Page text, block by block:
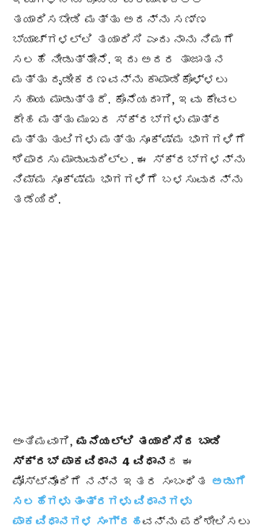
ತಯಾರಿಸಬೇಡಿ ಮತ್ತು ಅದನ್ನು ಸಣ್ಣ
ಬ್ಯಾಚ್‌ಗಳಲ್ಲಿ ತಯಾರಿಸಿ ಎಂದು ನಾನು ನಿಮಗೆ
ಸಲಹೆ ನೀಡುತ್ತೇನೆ. ಇದು ಅದರ ತಾಜಾತನ
ಮತ್ತು ದೃಡೀಕರಣವನ್ನು ಕಾಪಾಡಿಕೊಳ್ಳಲು
ಸಹಾಯ ಮಾಡುತ್ತದೆ. ಕೊನೆಯದಾಗಿ, ಇವು ಕೇವಲ
ದೇಹ ಮತ್ತು ಮುಖದ ಸ್ಕ್ರಬ್‌ಗಳು ಮಾತ್ರ
ಮತ್ತು ತುಟಿಗಳು ಮತ್ತು ಸೂಕ್ಷ್ಮ ಭಾಗಗಳಿಗೆ
ಶಿಫಾರಸು ಮಾಡುವುದಿಲ್ಲ. ಈ ಸ್ಕ್ರಬ್‌ಗಳನ್ನು
ನಿಮ್ಮ ಸೂಕ್ಷ್ಮ ಭಾಗಗಳಿಗೆ ಬಳಸುವುದನ್ನು
ತಡೆಯಿರಿ.
ಅಂತಿಮವಾಗಿ, ಮನೆಯಲ್ಲಿ ತಯಾರಿಸಿದ ಬಾಡಿ
ಸ್ಕ್ರಬ್ ಪಾಕವಿಧಾನ 4 ವಿಧಾನ ದ ಈ
ಪೋಸ್ಟ್‌ನೊಂದಿಗೆ ನನ್ನ ಇತರ ಸಂಬಂಧಿತ ಅಡುಗೆ
ಸಲಹೆಗಳು ತಂತ್ರಗಳು ವಿಧಾನಗಳು
ಪಾಕವಿಧಾನಗಳ ಸಂಗ್ರಹವನ್ನು ಪರಿಶೀಲಿಸಲು